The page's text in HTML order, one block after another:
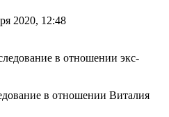
2020, 12:48
в отношении Виталия